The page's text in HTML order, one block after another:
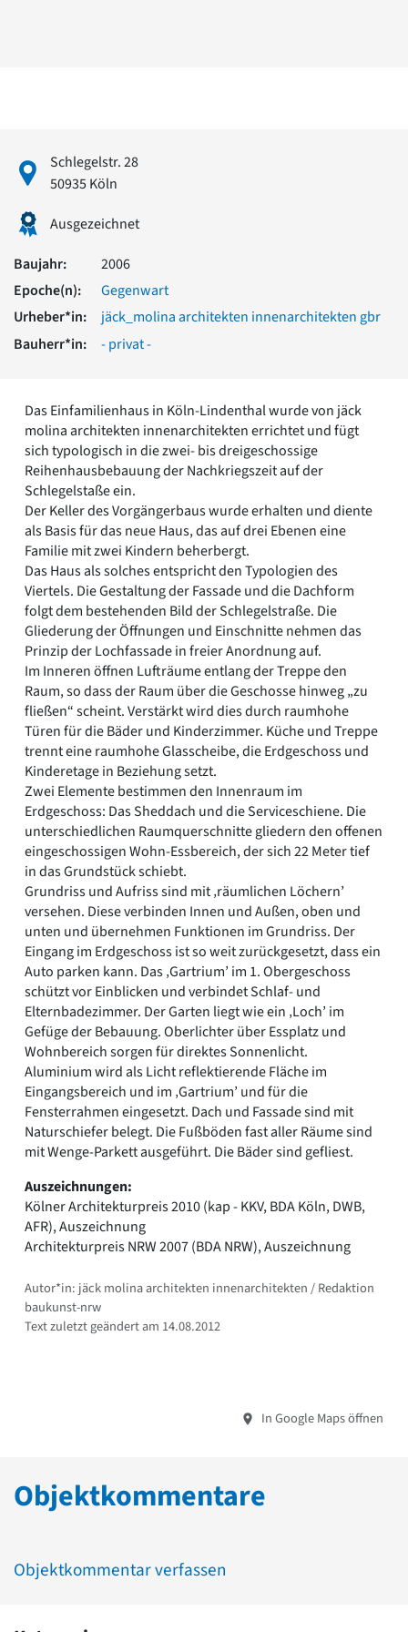
Epochen
Gesamtübersicht...
Postmoderne
Moderne
Reformarchitektur
Jugendstil
Historismus
Klassizismus
Gotik
Romanik
Vorromanik
Römische Antike
Über uns
Über baukunst-nrw
Fachbeirat
Freunde & Förderer
Kontakt
Impressum
Datenschutz
Suchbegriff eingeben
Schlegelstr. 28
50935 Köln
Ausgezeichnet
Baujahr:
2006
Epoche(n):
Gegenwart
Urheber*in:
jäck_molina architekten innenarchitekten gbr
Bauherr*in:
- privat -
Das Einfamilienhaus in Köln-Lindenthal wurde von jäck
molina architekten innenarchitekten errichtet und fügt
sich typologisch in die zwei- bis dreigeschossige
Reihenhausbebauung der Nachkriegszeit auf der
Schlegelstaße ein.
Der Keller des Vorgängerbaus wurde erhalten und diente
als Basis für das neue Haus, das auf drei Ebenen eine
Familie mit zwei Kindern beherbergt.
Das Haus als solches entspricht den Typologien des
Viertels. Die Gestaltung der Fassade und die Dachform
folgt dem bestehenden Bild der Schlegelstraße. Die
Gliederung der Öffnungen und Einschnitte nehmen das
Prinzip der Lochfassade in freier Anordnung auf.
Im Inneren öffnen Lufträume entlang der Treppe den
Raum, so dass der Raum über die Geschosse hinweg „zu
fließen“ scheint. Verstärkt wird dies durch raumhohe
Türen für die Bäder und Kinderzimmer. Küche und Treppe
trennt eine raumhohe Glasscheibe, die Erdgeschoss und
Kinderetage in Beziehung setzt.
Zwei Elemente bestimmen den Innenraum im
Erdgeschoss: Das Sheddach und die Serviceschiene. Die
unterschiedlichen Raumquerschnitte gliedern den offenen
eingeschossigen Wohn-Essbereich, der sich 22 Meter tief
in das Grundstück schiebt.
Grundriss und Aufriss sind mit ‚räumlichen Löchern’
versehen. Diese verbinden Innen und Außen, oben und
unten und übernehmen Funktionen im Grundriss. Der
Eingang im Erdgeschoss ist so weit zurückgesetzt, dass ein
Auto parken kann. Das ‚Gartrium’ im 1. Obergeschoss
schützt vor Einblicken und verbindet Schlaf- und
Elternbadezimmer. Der Garten liegt wie ein ‚Loch’ im
Gefüge der Bebauung. Oberlichter über Essplatz und
Wohnbereich sorgen für direktes Sonnenlicht.
Aluminium wird als Licht reflektierende Fläche im
Eingangsbereich und im ‚Gartrium’ und für die
Fensterrahmen eingesetzt. Dach und Fassade sind mit
Naturschiefer belegt. Die Fußböden fast aller Räume sind
mit Wenge-Parkett ausgeführt. Die Bäder sind gefliest.
Auszeichnungen:
Kölner Architekturpreis 2010 (kap - KKV, BDA Köln, DWB,
AFR), Auszeichnung
Architekturpreis NRW 2007 (BDA NRW), Auszeichnung
Autor*in: jäck molina architekten innenarchitekten / Redaktion
baukunst-nrw
Text zuletzt geändert am 14.08.2012
In Google Maps öffnen
Objektkommentare
Objektkommentar verfassen